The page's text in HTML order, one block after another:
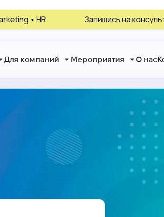
Запишись на консультацию,
Для компаний Мероприятия О нас